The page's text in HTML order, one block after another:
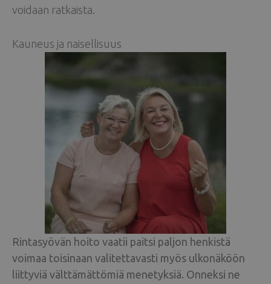
voidaan ratkaista.
Kauneus ja naisellisuus
Rintasyövän hoito vaatii paitsi paljon henkistä
voimaa toisinaan valitettavasti myös ulkonäköön
liittyviä välttämättömiä menetyksiä. Onneksi ne